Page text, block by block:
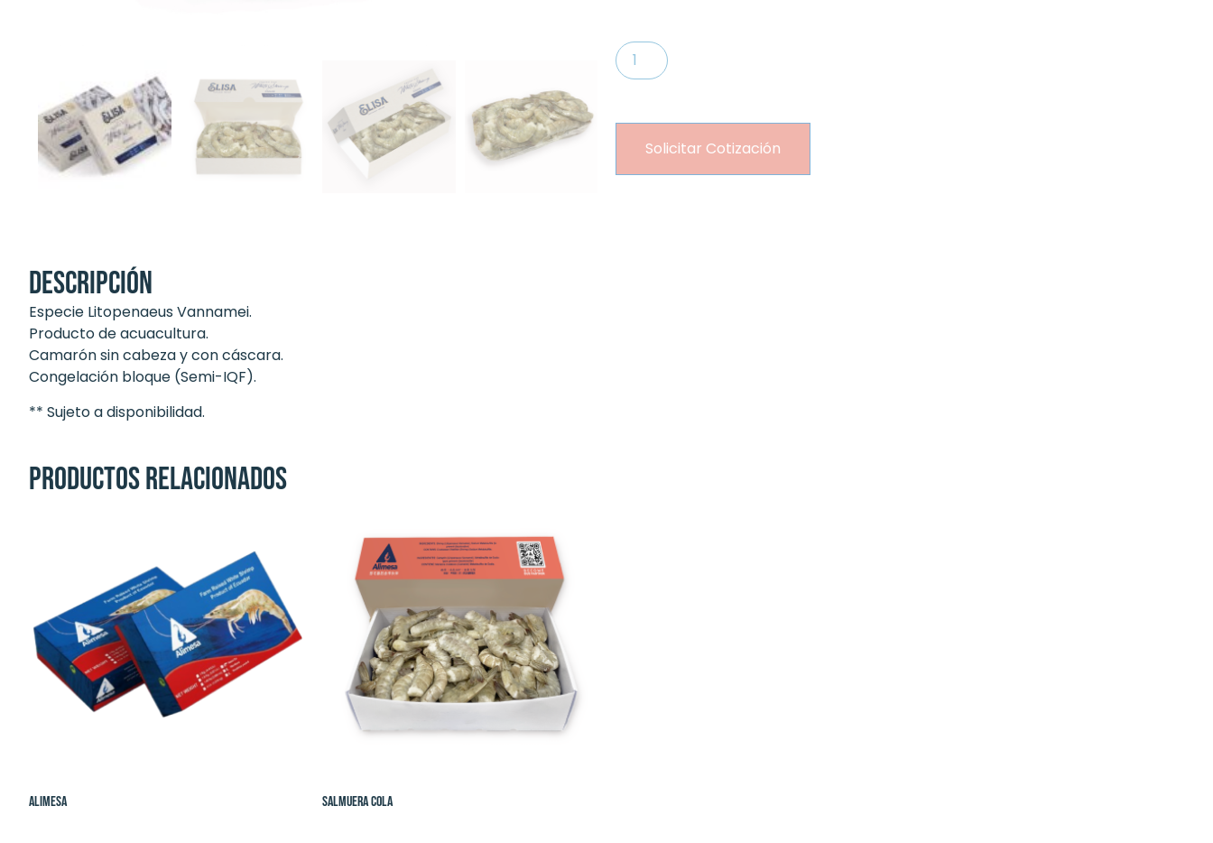
Solicitar Cotización
Descripción
Especie Litopenaeus Vannamei.
Producto de acuacultura.
Camarón sin cabeza y con cáscara.
Congelación bloque (Semi-IQF).
** Sujeto a disponibilidad.
Productos relacionados
Alimesa Salmuera Cola